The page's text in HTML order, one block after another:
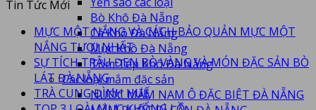
Bò Khô Đà Nẵng
Cá Khô Đà Nẵng
Mực Khô Đà Nẵng
Tôm Tép Khô Đà Nẵng
Các loại mắm đặc sản
NƯỚC MẮM NAM Ô ĐẶC BIỆT ĐÀ NẴNG
Tin Tức Mới
MỰC MỘT NẮNG VÀ CÁCH BẢO QUẢN MỰC MỘT
NẮNG TƯƠI NHẤT
SỰ TÍCH TRÂU ĐEN BÒ VÀNG VÀ MÓN ĐẶC SẢN BÒ
LÁT ĐÀ NẴNG
TRÀ CUNG ĐÌNH HUẾ